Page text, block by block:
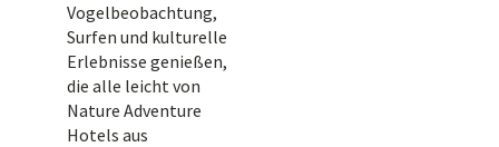
Vogelbeobachtung,
Surfen und kulturelle
Erlebnisse genießen,
die alle leicht von
Nature Adventure
Hotels aus